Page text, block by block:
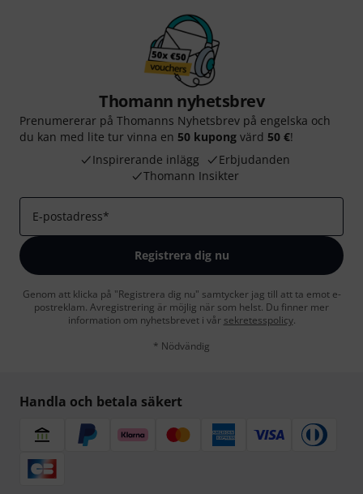
Thomann nyhetsbrev
Prenumererar på Thomanns Nyhetsbrev på engelska och
du kan med lite tur vinna en 50 kupong värd 50 €!
Inspirerande inlägg
Erbjudanden
Thomann Insikter
E-postadress*
Registrera dig nu
Genom att klicka på "Registrera dig nu" samtycker jag till att ta emot e-
postreklam. Avregistrering är möjlig när som helst. Du finner mer
information om nyhetsbrevet i vår sekretesspolicy.
* Nödvändig
Handla och betala säkert